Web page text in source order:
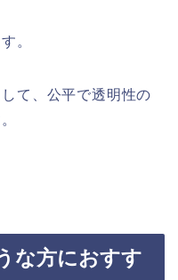
。
て、公平で透明性の
な方におすす